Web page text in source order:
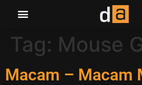
Tag: Mouse
Macam – Macam